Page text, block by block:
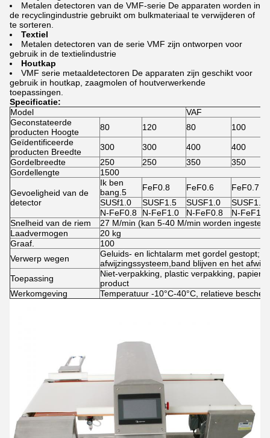
Metalen detectoren van de VMF-serie De apparaten worden in
de recyclingindustrie gebruikt om bulkmateriaal te verwijderen of
te sorteren.
Textiel
Metalen detectoren van de serie VMF zijn ontworpen voor
gebruik in de textielindustrie
Houtkap
VMF serie metaaldetectoren De apparaten zijn geschikt voor
gebruik in houtkap, zaagmolen of houtverwerkende
toepassingen.
Specificatie:
Model
VAF
Geconstateerde
producten Hoogte
80 120 80
100
Geïdentificeerde
producten Breedte
300 300 400
400
Gordelbreedte
250 250 350
350
Gordellengte
1500
Gevoeligheid van de
detector
Ik ben
bang.5
FeF0.8 FeF0.6
FeF0.7
SUSf1.0
SUSF1.5 SUSF1.0
SUSF1.2
N-FeF0.8
N-FeF1.0 N-FeF0.8
N-FeF1.0
Snelheid van de riem
27 M/min (kan 5-40 M/min worden
Laadvermogen
20 kg
Graaf.
100
Verwerp wegen
Geluids- en lichtalarm met gordel gestopt;
afwijzingssysteem,band blijven en het
Toepassing
Niet-verpakking, plastic verpakking,
product
Werkomgeving
Temperatuur -10°C-40°C, relatieve